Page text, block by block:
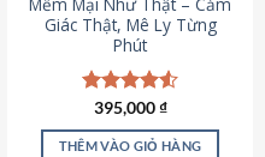
Mềm Mại Như Thật – Cảm
Giác Thật, Mê Ly Từng
Phút
Được xếp
hạng4.53
5 sao
395,000₫
THÊM VÀO GIỎ HÀNG